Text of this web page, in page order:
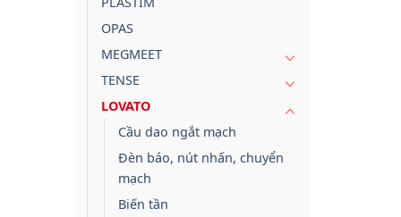
OPAS
MEGMEET
TENSE
LOVATO
Cầu dao ngắt mạch
Đèn báo, nút nhấn, chuyển
mạch
Biến tần